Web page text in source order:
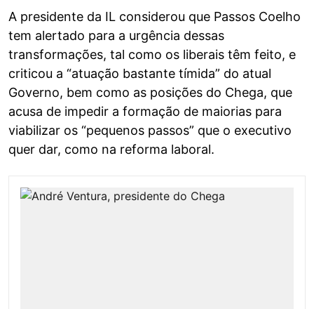
A presidente da IL considerou que Passos Coelho
tem alertado para a urgência dessas
transformações, tal como os liberais têm feito, e
criticou a “atuação bastante tímida” do atual
Governo, bem como as posições do Chega, que
acusa de impedir a formação de maiorias para
viabilizar os “pequenos passos” que o executivo
quer dar, como na reforma laboral.